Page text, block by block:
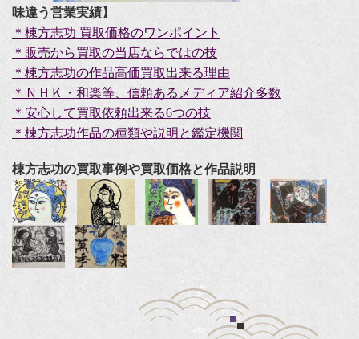
味違う営業実績】
＊棟方志功 買取価格のワンポイント
＊販売から買取の当店ならではの技
＊棟方志功の作品高価買取出来る理由
＊ＮＨＫ・和楽等、信頼あるメディア紹介多数
＊安心して買取依頼出来る6つの技
＊棟方志功作品の種類や説明と鑑定機関
棟方志功の買取事例や買取価格と作品説明